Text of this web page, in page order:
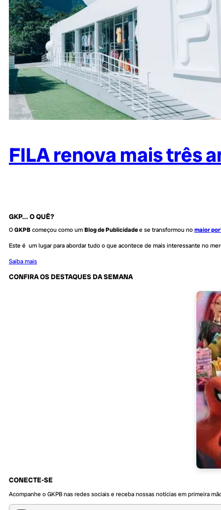
FILA renova mais três
GKP... O QUÊ?
OGKPBcomeçou como umBlog de Publicidadee se transformou nomaior
Este é um lugar para abordar tudo o que acontece de mais interessante no
Saiba mais
CONFIRA OS DESTAQUES DA SEMANA
CONECTE-SE
Acompanhe o GKPB nas redes sociais e receba nossas notícias em primeira